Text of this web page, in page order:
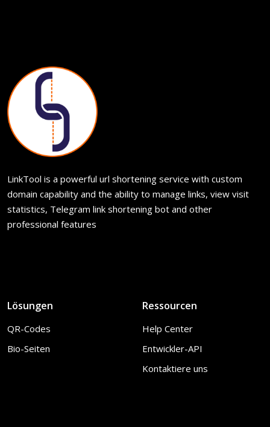
LinkTool is a powerful url shortening service with custom
domain capability and the ability to manage links, view visit
statistics, Telegram link shortening bot and other
professional features
Lösungen
QR-Codes
Bio-Seiten
Ressourcen
Help Center
Entwickler-API
Kontaktiere uns